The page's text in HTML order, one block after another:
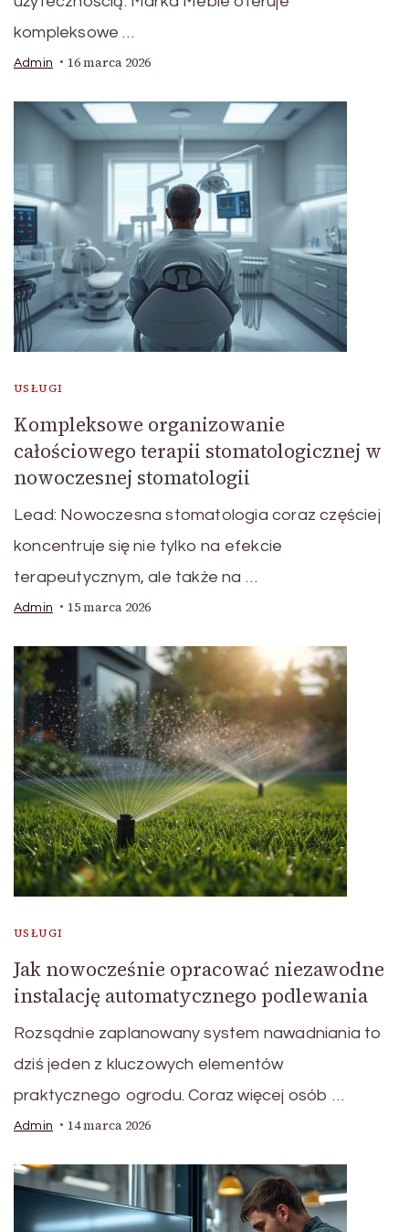
kompleksowe …
Admin 16 marca 2026
USŁUGI
Kompleksowe organizowanie
całościowego terapii stomatologicznej w
nowoczesnej stomatologii
Lead: Nowoczesna stomatologia coraz częściej
koncentruje się nie tylko na efekcie
terapeutycznym, ale także na …
Admin 15 marca 2026
USŁUGI
Jak nowocześnie opracować niezawodne
instalację automatycznego podlewania
Rozsądnie zaplanowany system nawadniania to
dziś jeden z kluczowych elementów
praktycznego ogrodu. Coraz więcej osób …
Admin 14 marca 2026